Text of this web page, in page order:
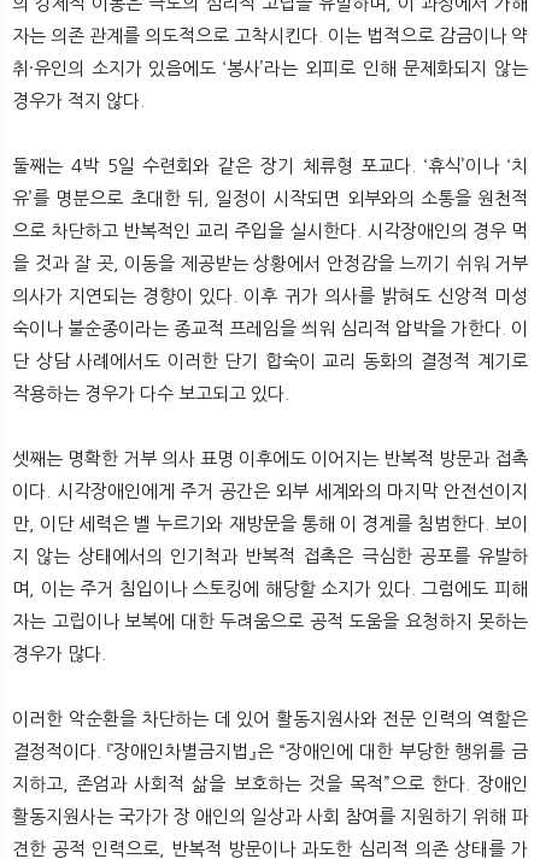
자는 의존 관계를 의도적으로 고착시킨다. 이는 법적으로 감금이나 약
취·유인의 소지가 있음에도 ‘봉사’라는 외피로 인해 문제화되지 않는
경우가 적지 않다.
둘째는 4박 5일 수련회와 같은 장기 체류형 포교다. ‘휴식’이나 ‘치
유’를 명분으로 초대한 뒤, 일정이 시작되면 외부와의 소통을 원천적
으로 차단하고 반복적인 교리 주입을 실시한다. 시각장애인의 경우 먹
을 것과 잘 곳, 이동을 제공받는 상황에서 안정감을 느끼기 쉬워 거부
의사가 지연되는 경향이 있다. 이후 귀가 의사를 밝혀도 신앙적 미성
숙이나 불순종이라는 종교적 프레임을 씌워 심리적 압박을 가한다. 이
단 상담 사례에서도 이러한 단기 합숙이 교리 동화의 결정적 계기로
작용하는 경우가 다수 보고되고 있다.
셋째는 명확한 거부 의사 표명 이후에도 이어지는 반복적 방문과 접촉
이다. 시각장애인에게 주거 공간은 외부 세계와의 마지막 안전선이지
만, 이단 세력은 벨 누르기와 재방문을 통해 이 경계를 침범한다. 보이
지 않는 상태에서의 인기척과 반복적 접촉은 극심한 공포를 유발하
며, 이는 주거 침입이나 스토킹에 해당할 소지가 있다. 그럼에도 피해
자는 고립이나 보복에 대한 두려움으로 공적 도움을 요청하지 못하는
경우가 많다.
이러한 악순환을 차단하는 데 있어 활동지원사와 전문 인력의 역할은
결정적이다. 『장애인차별금지법』은 “장애인에 대한 부당한 행위를 금
지하고, 존엄과 사회적 삶을 보호하는 것을 목적”으로 한다. 장애인
활동지원사는 국가가 장 애인의 일상과 사회 참여를 지원하기 위해 파
견한 공적 인력으로, 반복적 방문이나 과도한 심리적 의존 상태를 가